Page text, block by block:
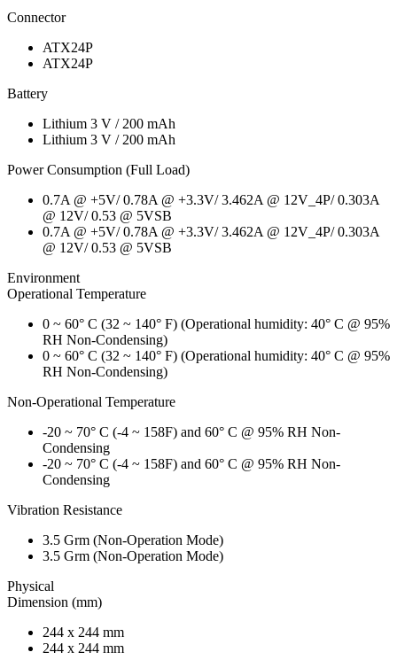
Connector
ATX24P
ATX24P
Battery
Lithium 3 V / 200 mAh
Lithium 3 V / 200 mAh
Power Consumption (Full Load)
0.7A @ +5V/ 0.78A @ +3.3V/ 3.462A @ 12V_4P/ 0.303A
@ 12V/ 0.53 @ 5VSB
0.7A @ +5V/ 0.78A @ +3.3V/ 3.462A @ 12V_4P/ 0.303A
@ 12V/ 0.53 @ 5VSB
Environment
Operational Temperature
0 ~ 60° C (32 ~ 140° F) (Operational humidity: 40° C @ 95%
RH Non-Condensing)
0 ~ 60° C (32 ~ 140° F) (Operational humidity: 40° C @ 95%
RH Non-Condensing)
Non-Operational Temperature
-20 ~ 70° C (-4 ~ 158F) and 60° C @ 95% RH Non-
Condensing
-20 ~ 70° C (-4 ~ 158F) and 60° C @ 95% RH Non-
Condensing
Vibration Resistance
3.5 Grm (Non-Operation Mode)
3.5 Grm (Non-Operation Mode)
Physical
Dimension (mm)
244 x 244 mm
244 x 244 mm